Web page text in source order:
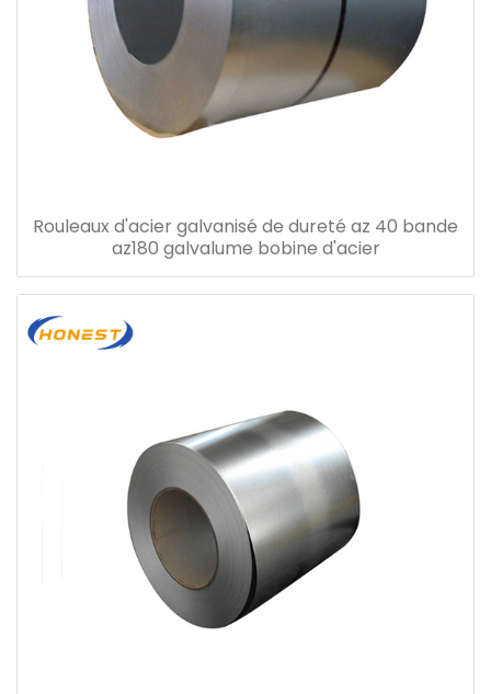
Rouleaux d'acier galvanisé de dureté az 40 bande
az180 galvalume bobine d'acier